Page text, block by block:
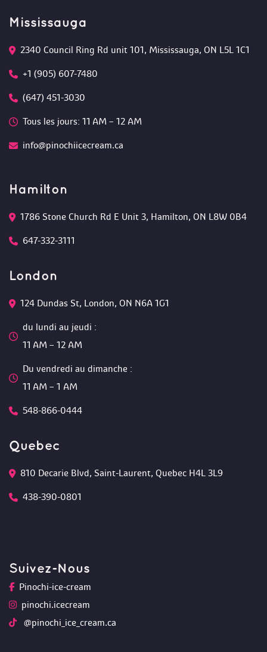
Mississauga
2340 Council Ring Rd unit 101, Mississauga, ON L5L 1C1
+1 (905) 607-7480
(647) 451-3030
Tous les jours: 11 AM – 12 AM
info@pinochiicecream.ca
Hamilton
1786 Stone Church Rd E Unit 3, Hamilton, ON L8W 0B4
647-332-3111
London
124 Dundas St, London, ON N6A 1G1
du lundi au jeudi :
11 AM – 12 AM
Du vendredi au dimanche :
11 AM – 1 AM
548-866-0444
Quebec
810 Decarie Blvd, Saint-Laurent, Quebec H4L 3L9
438-390-0801
Suivez-Nou
Pinochi-ice-cream
pinochi.icecream
@pinochi_ice_cream.ca